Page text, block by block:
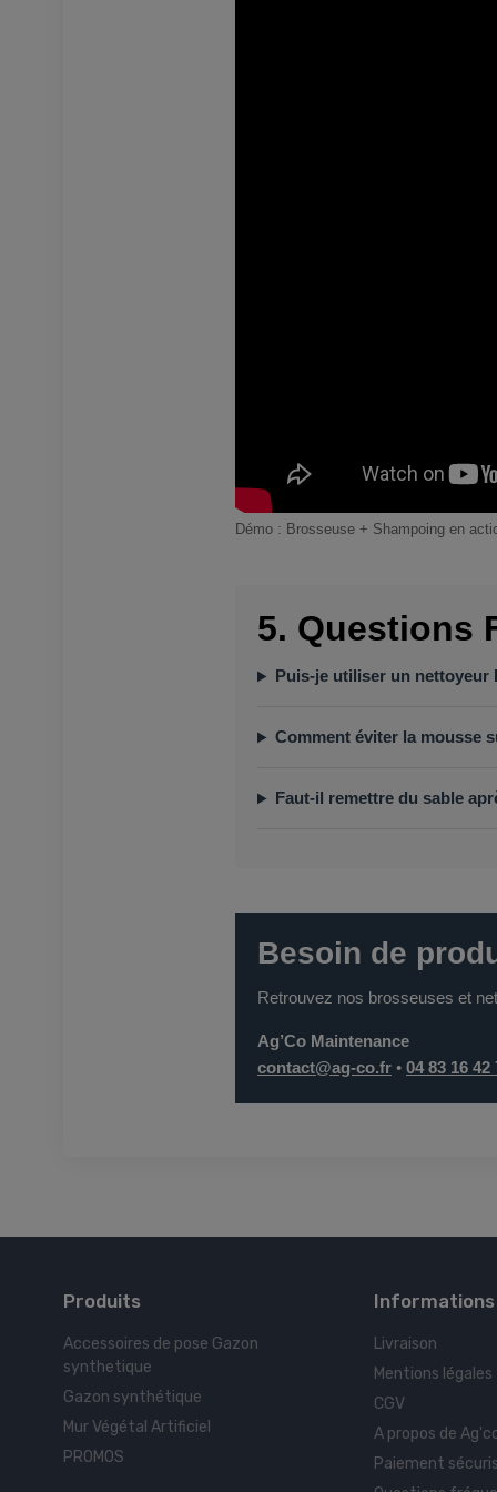
Démo : Brosseuse + Shampoing en
5. Questions
Puis-je utiliser un nettoyeur
Comment éviter la mousse
Faut-il remettre du sable
Besoin de
Retrouvez nos brosseuses et
Ag’Co Maintenance
contact@ag-co.fr • 04 83 16 42
Produits
Accessoires de pose Gazon
synthetique
Gazon synthétique
Mur Végétal Artificiel
PROMOS
Informations
Livraison
Mentions légales
CGV
A propos de
Paiement